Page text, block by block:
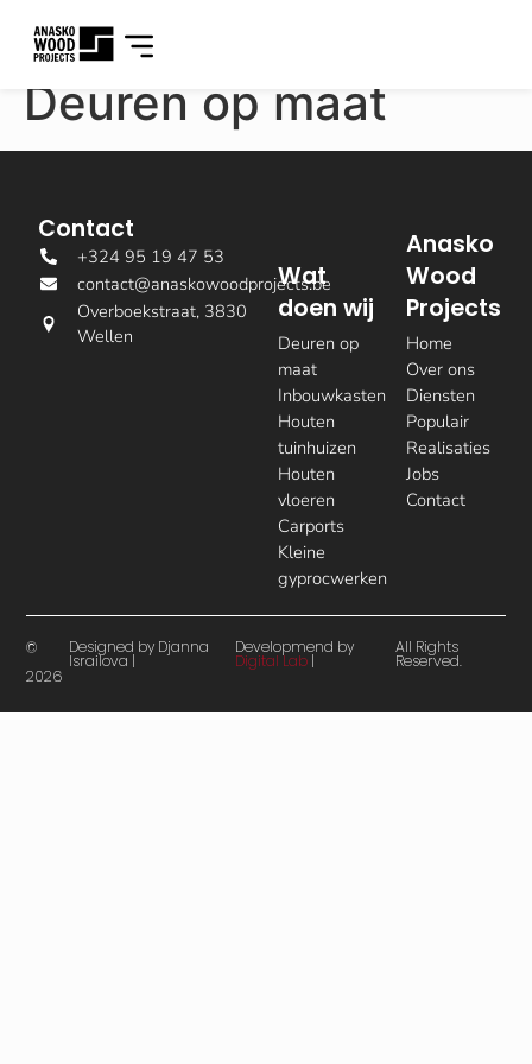
Deuren op maat
Anasko
Wood
Projects
Home
Over ons
Diensten
Populair
Realisaties
Jobs
Contact
Wat
doen wij
Deuren op
maat
Inbouwkasten
Houten
tuinhuizen
Houten
vloeren
Carports
Kleine
gyprocwerken
Contact
+324 95 19 47 53
contact@anaskowoodprojects.be
Overboekstraat, 3830
Wellen
©
2026
Designed by Djanna
Israilova |
Developmend by
Digital Lab |
All Rights
Reserved.